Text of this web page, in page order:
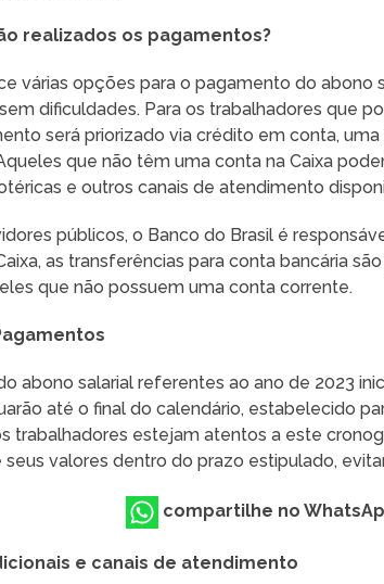
realizados os pagamentos?
várias opções para o pagamento do abono
dificuldades. Para os trabalhadores que
será priorizado via crédito em conta,
que não têm uma conta na Caixa
e outros canais de atendimento
públicos, o Banco do Brasil é
Caixa, as transferências para conta bancária
que não possuem uma conta corrente.
abono salarial referentes ao ano de 2023
até o final do calendário, estabelecido
trabalhadores estejam atentos a este
valores dentro do prazo estipulado,
compartilhe no
e canais de atendimento